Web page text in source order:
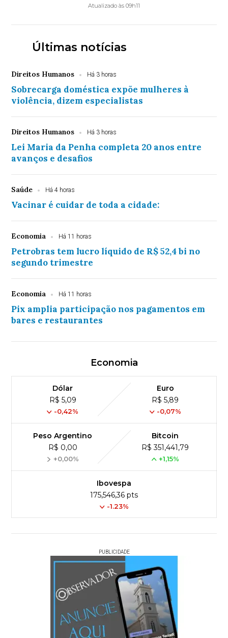
Atualizado às 09h11
Últimas notícias
Direitos Humanos Há 3 horas
Sobrecarga doméstica expõe mulheres à
violência, dizem especialistas
Direitos Humanos Há 3 horas
Lei Maria da Penha completa 20 anos entre
avanços e desafios
Saúde Há 4 horas
Vacinar é cuidar de toda a cidade:
Economia Há 11 horas
Petrobras tem lucro líquido de R$ 52,4 bi no
segundo trimestre
Economia Há 11 horas
Pix amplia participação nos pagamentos em
bares e restaurantes
Economia
Dólar
R$ 5,09
-0,42%
Euro
R$ 5,89
-0,07%
Peso Argentino
R$ 0,00
+0,00%
Bitcoin
R$ 351,441,79
+1,15%
Ibovespa
175,546,36 pts
-1.23%
PUBLICIDADE